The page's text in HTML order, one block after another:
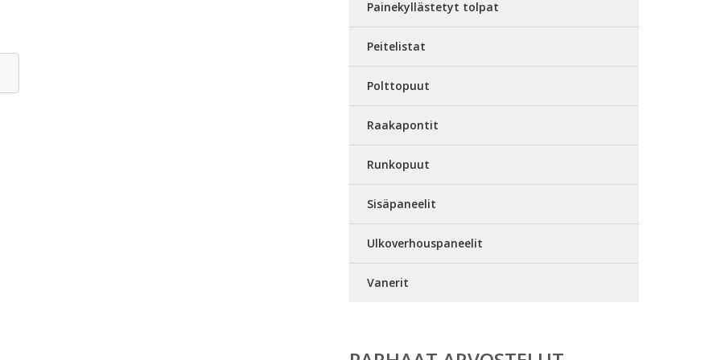
Painekyllästetyt tolpat
Peitelistat
Polttopuut
Raakapontit
Runkopuut
Sisäpaneelit
Ulkoverhouspaneelit
Vanerit